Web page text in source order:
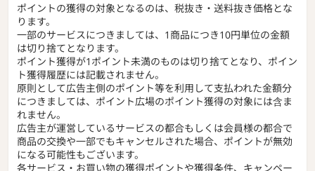
ポイントの獲得の対象となるのは、税抜き・送料抜き価格とな
ります。
一部のサービスにつきましては、1商品につき10円単位の金額
は切り捨てとなります。
ポイント獲得が1ポイント未満のものは切り捨てとなり、ポイン
ト獲得履歴には記載されません。
原則として広告主側のポイント等を利用して支払われた金額分
につきましては、ポイント広場のポイント獲得の対象には含ま
れません。
広告主が運営しているサービスの都合もしくは会員様の都合で
商品の交換や一部でもキャンセルされた場合、ポイントが無効
になる可能性もございます。
各サービス・お買い物の獲得ポイントや獲得条件、キャンペー